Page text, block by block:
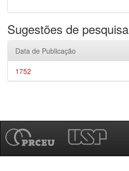
Sugestões de pesquisa
Data de Publicação
1752